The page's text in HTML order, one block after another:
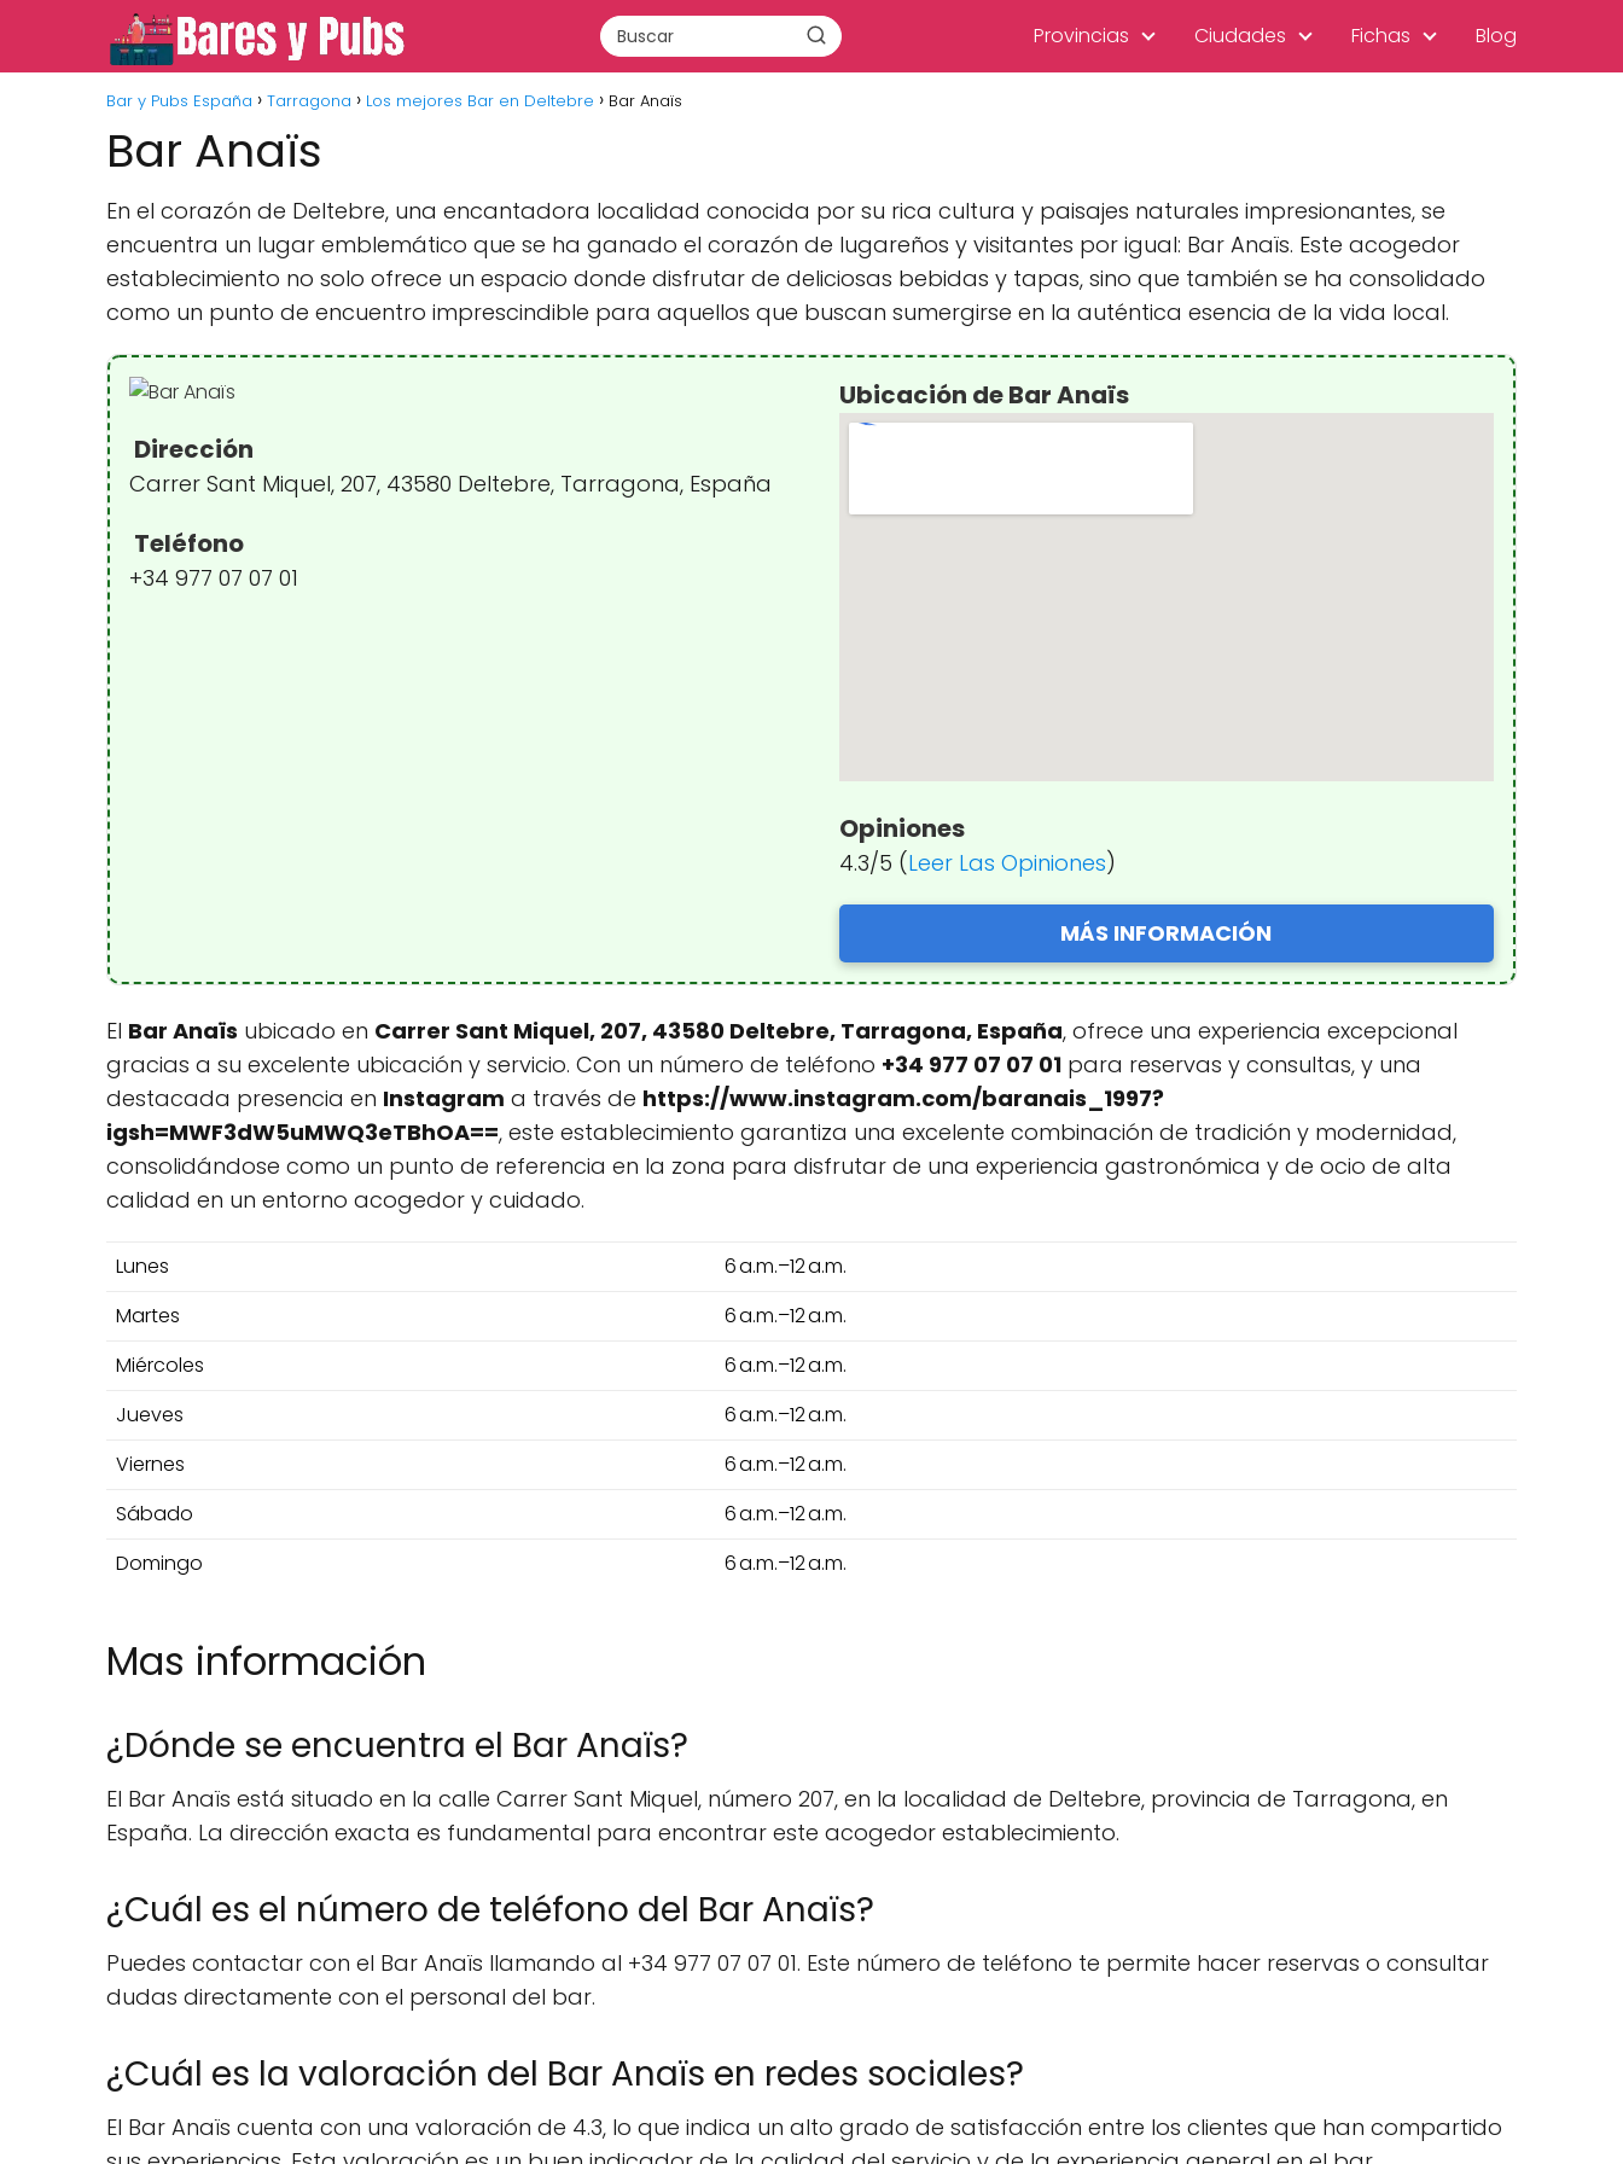
Provincias Ciudades Fichas Blog
Bar y Pubs España Tarragona Los mejores Bar en Deltebre Bar Anaïs
Bar Anaïs
En el corazón de Deltebre, una encantadora localidad conocida por su rica cultura y paisajes naturales impresionantes, se
encuentra un lugar emblemático que se ha ganado el corazón de lugareños y visitantes por igual: Bar Anaïs. Este acogedor
establecimiento no solo ofrece un espacio donde disfrutar de deliciosas bebidas y tapas, sino que también se ha consolidado
como un punto de encuentro imprescindible para aquellos que buscan sumergirse en la auténtica esencia de la vida local.
Dirección
Carrer Sant Miquel, 207, 43580 Deltebre, Tarragona, España
Teléfono
+34 977 07 07 01
Ubicación de Bar Anaïs
Opiniones
4.3/5 (Leer Las Opiniones)
MÁS INFORMACIÓN
El Bar Anaïs ubicado en Carrer Sant Miquel, 207, 43580 Deltebre, Tarragona, España, ofrece una experiencia excepcional
gracias a su excelente ubicación y servicio. Con un número de teléfono +34 977 07 07 01 para reservas y consultas, y una
destacada presencia en Instagram a través de https://www.instagram.com/baranais_1997?
igsh=MWF3dW5uMWQ3eTBhOA==, este establecimiento garantiza una excelente combinación de tradición y modernidad,
consolidándose como un punto de referencia en la zona para disfrutar de una experiencia gastronómica y de ocio de alta
calidad en un entorno acogedor y cuidado.
Lunes
6 a.m.–12 a.m.
Martes
6 a.m.–12 a.m.
Miércoles
6 a.m.–12 a.m.
Jueves
6 a.m.–12 a.m.
Viernes
6 a.m.–12 a.m.
Sábado
6 a.m.–12 a.m.
Domingo
6 a.m.–12 a.m.
Mas información
¿Dónde se encuentra el Bar Anaïs?
El Bar Anaïs está situado en la calle Carrer Sant Miquel, número 207, en la localidad de Deltebre, provincia de Tarragona, en
España. La dirección exacta es fundamental para encontrar este acogedor establecimiento.
¿Cuál es el número de teléfono del Bar Anaïs?
Puedes contactar con el Bar Anaïs llamando al +34 977 07 07 01. Este número de teléfono te permite hacer reservas o consultar
dudas directamente con el personal del bar.
¿Cuál es la valoración del Bar Anaïs en redes sociales?
El Bar Anaïs cuenta con una valoración de 4.3, lo que indica un alto grado de satisfacción entre los clientes que han compartido